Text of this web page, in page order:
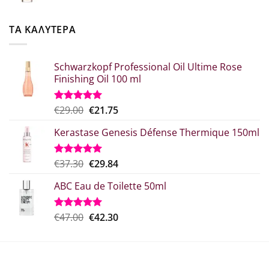
ΤΑ ΚΑΛΥΤΕΡΑ
Schwarzkopf Professional Oil Ultime Rose
Finishing Oil 100 ml
Βαθμολογήθηκε
από 5
€29.00 Original
was:
€29.00.
€21.75Η
τιμή
€21.75.
Kerastase Genesis Défense Thermique 150ml
Βαθμολογήθηκε
από 5
€37.30 Original
was:
€37.30.
€29.84Η
τιμή
€29.84.
ABC Eau de Toilette 50ml
Βαθμολογήθηκε
€47.00 Original
€42.30Η